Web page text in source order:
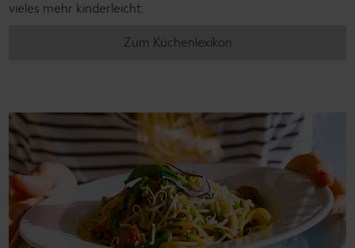
vieles mehr kinderleicht.
Zum Küchenlexikon